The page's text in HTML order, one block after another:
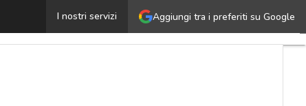
Aggiungi tra i preferiti su Google
I nostri servizi
Cosa insegnano ACEA e il data breach da 2,9 TB di dati